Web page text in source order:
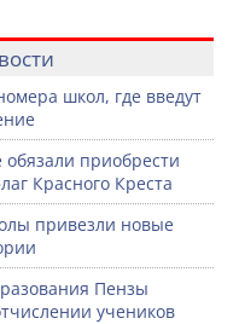
школ, где введут
приобрести
Красного Креста
привезли новые
Пензы
учеников